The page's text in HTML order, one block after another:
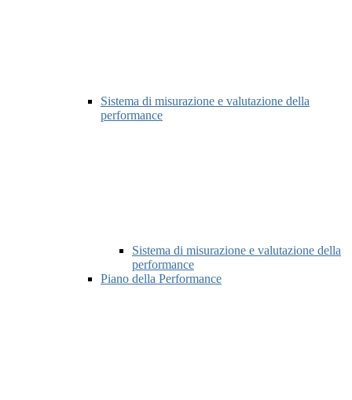
Sistema di misurazione e valutazione della
performance
Sistema di misurazione e valutazione della
performance
Piano della Performance